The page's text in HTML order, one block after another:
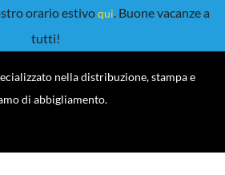
orario estivoqui. Buone vacanze a
tutti!
nella distribuzione, stampa e
di abbigliamento.